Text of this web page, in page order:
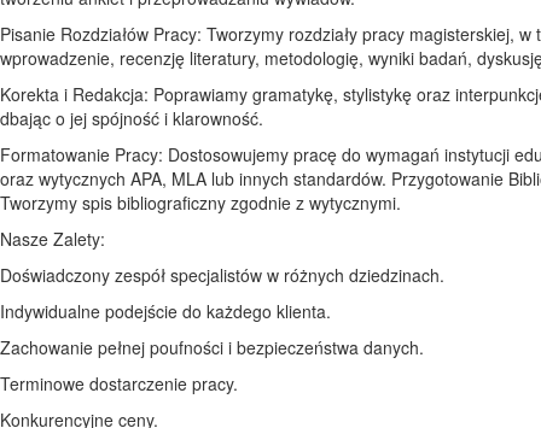
Pisanie Rozdziałów Pracy: Tworzymy rozdziały pracy magisterskiej, w
wprowadzenie, recenzję literatury, metodologię, wyniki badań,
Korekta i Redakcja: Poprawiamy gramatykę, stylistykę oraz
dbając o jej spójność i klarowność.
Formatowanie Pracy: Dostosowujemy pracę do wymagań instytucji
oraz wytycznych APA, MLA lub innych standardów. Przygotowanie
Tworzymy spis bibliograficzny zgodnie z wytycznymi.
Nasze Zalety:
Doświadczony zespół specjalistów w różnych dziedzinach.
Indywidualne podejście do każdego klienta.
Zachowanie pełnej poufności i bezpieczeństwa danych.
Terminowe dostarczenie pracy.
Konkurencyjne ceny.